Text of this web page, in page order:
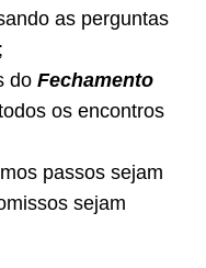
as perguntas
;
do Fechamento
os encontros
passos sejam
sejam